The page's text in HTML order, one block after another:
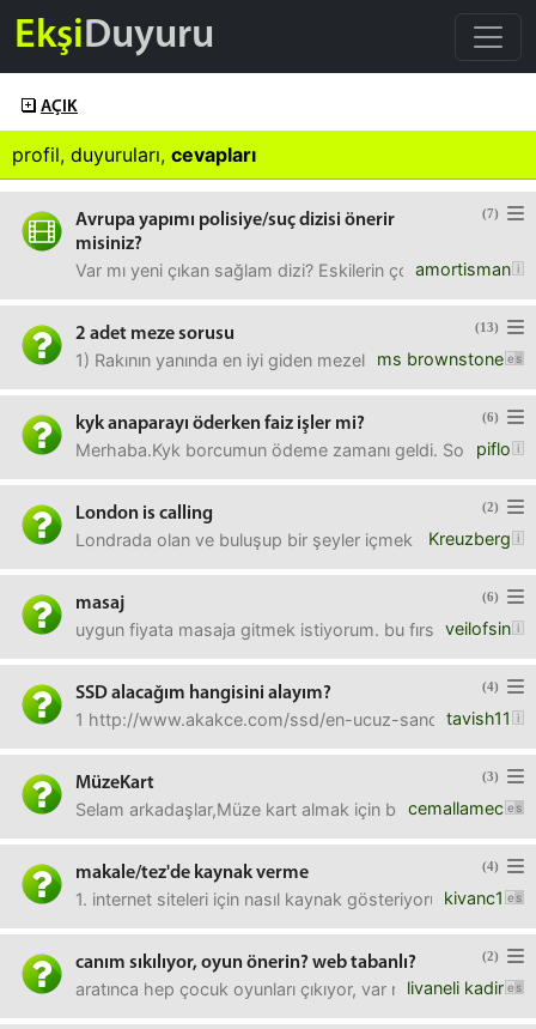
EkşiDuyuru
AÇIK
profil, duyuruları, cevapları
(7)
Avrupa yapımı polisiye/suç dizisi önerir
misiniz?
amortisman
Var mı yeni çıkan sağlam dizi? Eskilerin çoğunu izledim.
(13)
2 adet meze sorusu
ms brownstone
1) Rakının yanında en iyi giden mezeler neler sizce? 2)
(6)
kyk anaparayı öderken faiz işler mi?
piflo
Merhaba.Kyk borcumun ödeme zamanı geldi. Sorum şu:
(2)
London is calling
Kreuzberg
Londrada olan ve buluşup bir şeyler içmek isteyen var
(6)
masaj
veilofsin
uygun fiyata masaja gitmek istiyorum. bu fırsat
(4)
SSD alacağım hangisini alayım?
tavish11
1 http://www.akakce.com/ssd/en-ucuz-sandisk-
(3)
MüzeKart
cemallamec
Selam arkadaşlar,Müze kart almak için başvurmayı
(4)
makale/tez'de kaynak verme
kivanc1
1. internet siteleri için nasıl kaynak gösteriyoruz,
(2)
canım sıkılıyor, oyun önerin? web tabanlı?
livaneli kadir
aratınca hep çocuk oyunları çıkıyor, var mı tavsiyeniz?